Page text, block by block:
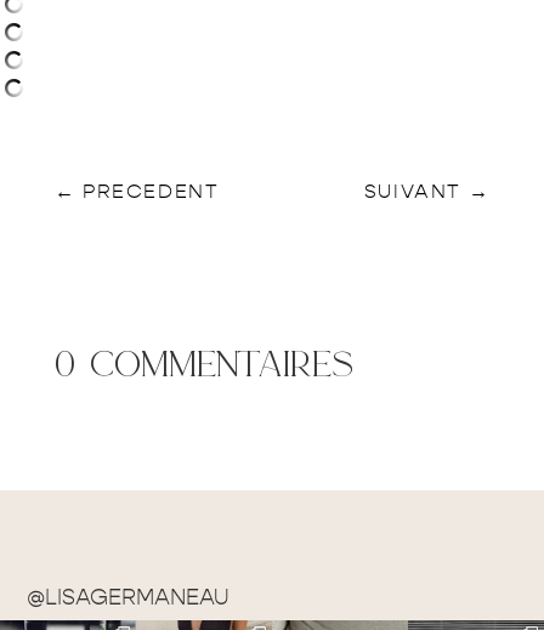
← PRECEDENT SUIVANT →
0 commentaires
@LISAGERMANEAU